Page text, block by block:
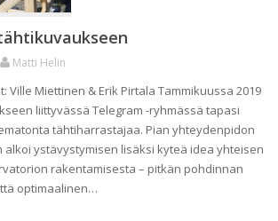
Matti Helin
Ville Miettinen & Erik Pirtala Tammikuussa 2019
liittyvässä Telegram -ryhmässä tapasi
tähtiharrastajaa. Pian yhteydenpidon
alkoi ystävystymisen lisäksi kyteä idea yhteisen
rakentamisesta – pitkän pohdinnan
optimaalinen…